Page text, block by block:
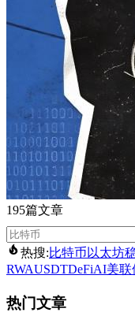
195篇文章
热搜:比特币 以太坊
RWAUSDTDeFiAI美联
热门文章